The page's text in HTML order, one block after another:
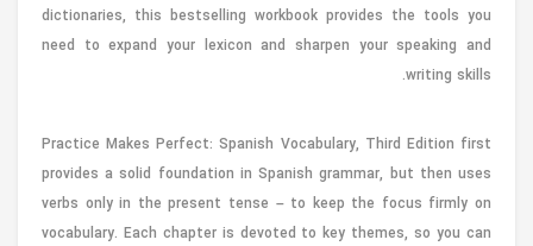
dictionaries, this bestselling workbook provides the tools you
need to expand your lexicon and sharpen your speaking and
writing skills.
Practice Makes Perfect: Spanish Vocabulary, Third Edition first
provides a solid foundation in Spanish grammar, but then uses
verbs only in the present tense – to keep the focus firmly on
vocabulary. Each chapter is devoted to key themes, so you can